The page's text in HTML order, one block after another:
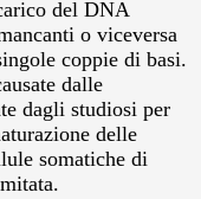
del DNA
o viceversa
coppie di basi.
dalle
dagli studiosi per
delle
somatiche di